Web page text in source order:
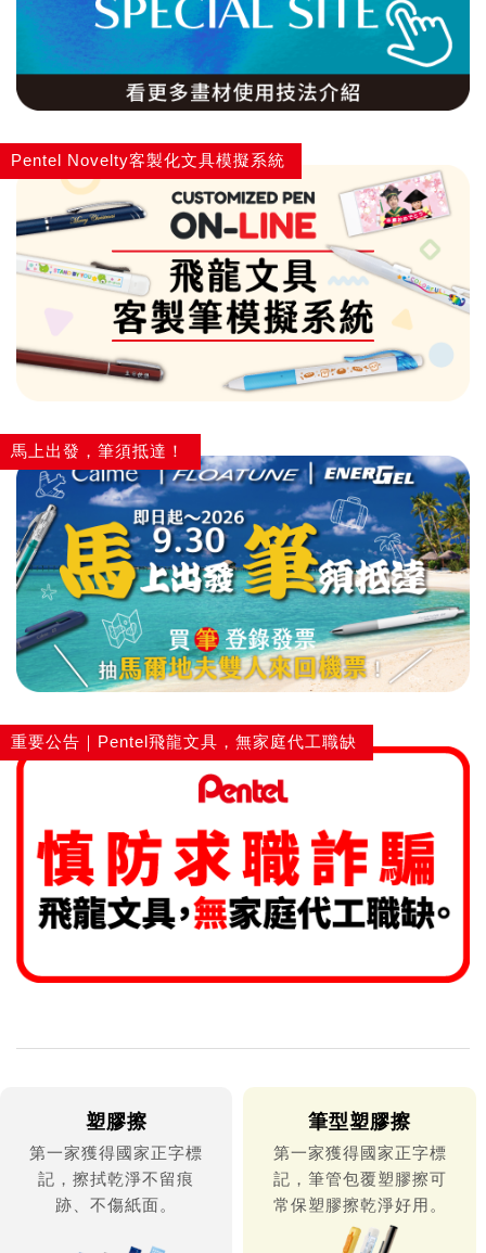
木頭鉛筆
水性筆
油性筆
修正系列
畫材
Pentel Novelty客製化文具模擬系統
馬上出發，筆須抵達！
重要公告｜Pentel飛龍文具，無家庭代工職缺
塑膠擦
第一家獲得國家正字標
記，擦拭乾淨不留痕
跡、不傷紙面。
筆型塑膠擦
第一家獲得國家正字標
記，筆管包覆塑膠擦可
常保塑膠擦乾淨好用。